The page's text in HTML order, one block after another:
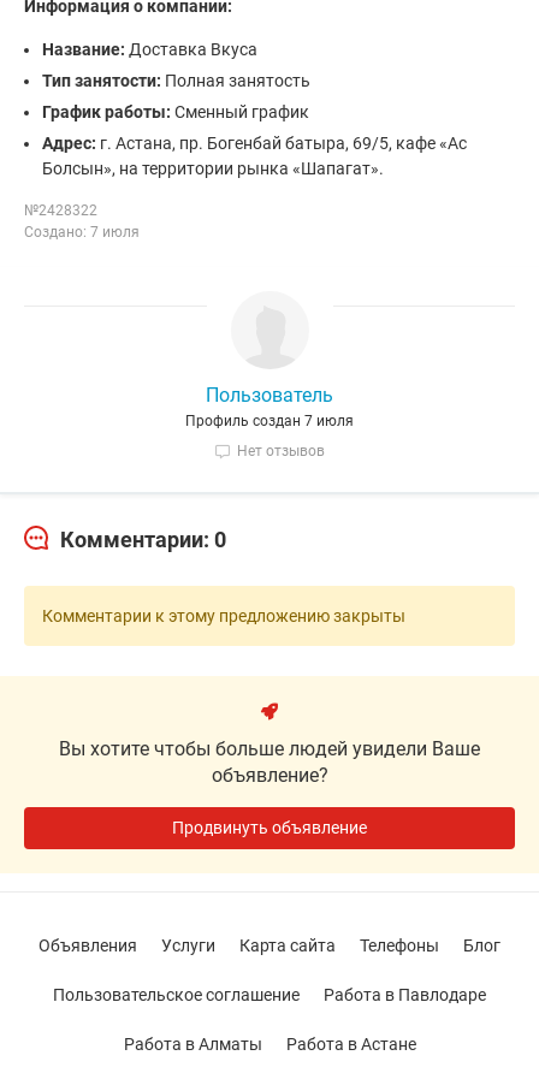
Информация о компании:
Название: Доставка Вкуса
Тип занятости: Полная занятость
График работы: Сменный график
Адрес: г. Астана, пр. Богенбай батыра, 69/5, кафе «Ас
Болсын», на территории рынка «Шапагат».
№2428322
Создано: 7 июля
Пользователь
Профиль создан 7 июля
Нет отзывов
Комментарии: 0
Комментарии к этому предложению закрыты
Вы хотите чтобы больше людей увидели Ваше
объявление?
Продвинуть объявление
Объявления Услуги Карта сайта Телефоны Блог
Пользовательское соглашение Работа в Павлодаре
Работа в Алматы Работа в Астане